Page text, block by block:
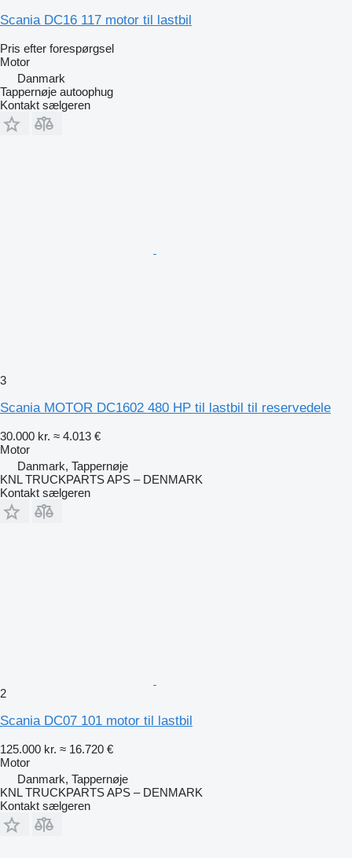
Scania DC16 117 motor til lastbil
Pris efter forespørgsel
Motor
Danmark
Tappernøje autoophug
Kontakt sælgeren
3
Scania MOTOR DC1602 480 HP til lastbil til reservedele
30.000 kr. ≈ 4.013 €
Motor
Danmark, Tappernøje
KNL TRUCKPARTS APS – DENMARK
Kontakt sælgeren
2
Scania DC07 101 motor til lastbil
125.000 kr. ≈ 16.720 €
Motor
Danmark, Tappernøje
KNL TRUCKPARTS APS – DENMARK
Kontakt sælgeren